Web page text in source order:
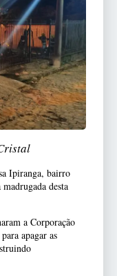
Ipiranga, bairro
desta
a Corporação
apagar as